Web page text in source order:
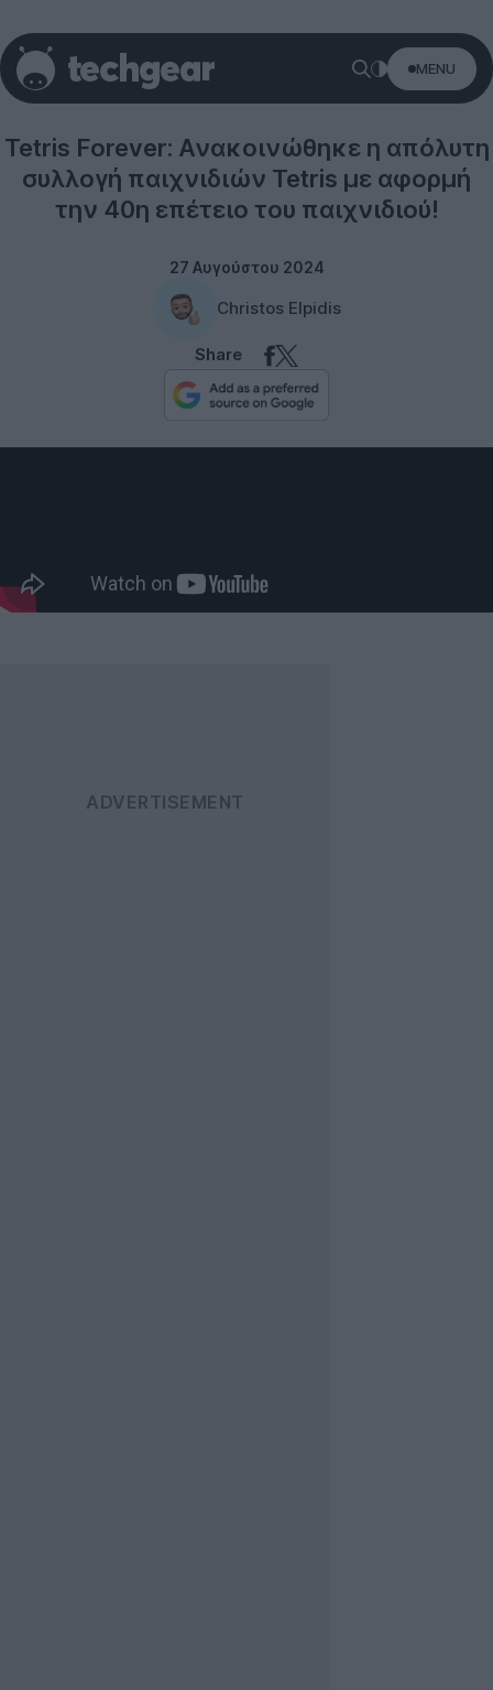
MENU
Epic Games
Tetris Forever: Ανακοινώθηκε η απόλυτη
συλλογή παιχνιδιών Tetris με αφορμή
την 40η επέτειο του παιχνιδιού!
27 Αυγούστου 2024
Christos Elpidis
Share